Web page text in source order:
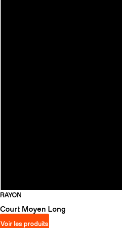
RAYON
Court Moyen Long
Voir les produits